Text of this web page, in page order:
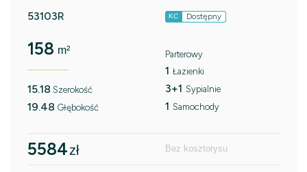
53103R KC Dostępny
158 m²
15.18 Szerokość
19.48 Głębokość
Parterowy
1 Łazienki
3+1 Sypialnie
1 Samochody
5584zł Bez kosztorysu